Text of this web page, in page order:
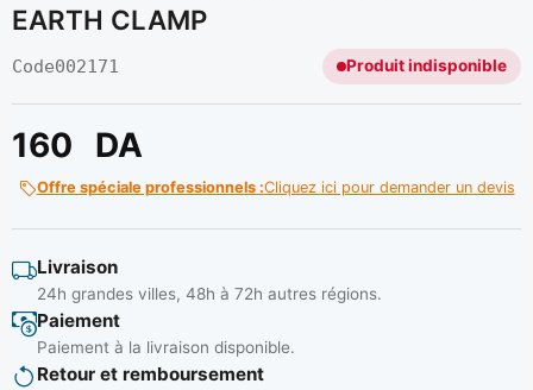
EARTH CLAMP
Code002171 Produit indisponible
160 DA
Offre spéciale professionnels :Cliquez ici pour demander un devis
Livraison
24h grandes villes, 48h à 72h autres régions.
Paiement
Paiement à la livraison disponible.
Retour et remboursement